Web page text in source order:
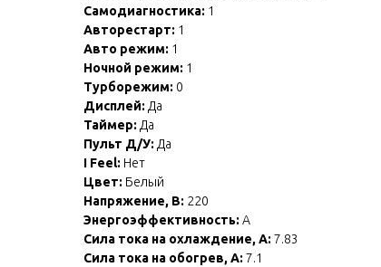
Самодиагностика: 1
Авторестарт: 1
Авто режим: 1
Ночной режим: 1
Турборежим: 0
Дисплей: Да
Таймер: Да
Пульт Д/У: Да
I Feel: Нет
Цвет: Белый
Напряжение, В: 220
Энергоэффективность: A
Сила тока на охлаждение, А: 7.83
Сила тока на обогрев, А: 7.1